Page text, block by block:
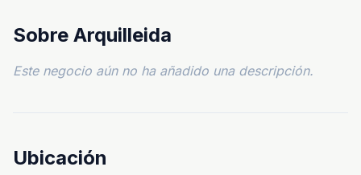
Sobre Arquilleida
Este negocio aún no ha añadido una descripción.
Ubicación